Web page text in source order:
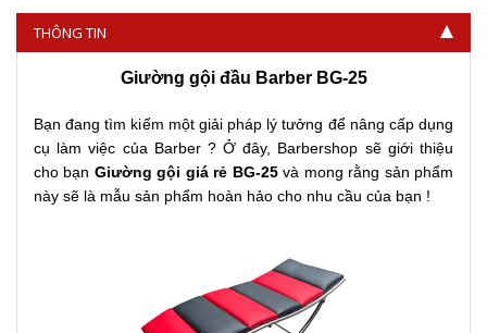
THÔNG TIN
Giường gội đầu Barber BG-25
Bạn đang tìm kiếm một giải pháp lý tưởng để nâng cấp dụng
cụ làm việc của Barber ? Ở đây, Barbershop sẽ giới thiệu
cho bạn Giường gội giá rẻ BG-25và mong rằng sản phẩm
này sẽ là mẫu sản phẩm hoàn hảo cho nhu cầu của bạn !